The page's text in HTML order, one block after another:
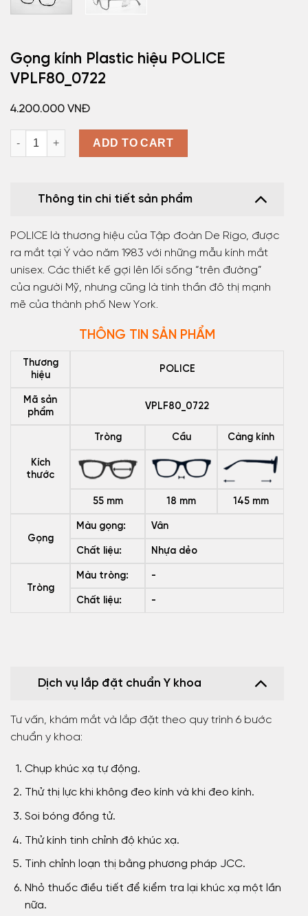
Gọng kính Plastic hiệu POLICE
VPLF80_0722
4.200.000 VNĐ
Gọng kính Plastic hiệu POLICE VPLF80_0722 quantity
ADD TO CART
Thông tin chi tiết sản phẩm
POLICE là thương hiệu của Tập đoàn De Rigo, được
ra mắt tại Ý vào năm 1983 với những mẫu kính mắt
unisex. Các thiết kế gợi lên lối sống “trên đường”
của người Mỹ, nhưng cũng là tinh thần đô thị mạnh
mẽ của thành phố New York.
THÔNG TIN SẢN PHẨM
Thương
hiệu
POLICE
Mã sản
phẩm
VPLF80_0722
Kích
thước
Tròng Cầu Càng kính
55 mm 18 mm 145 mm
Gọng
Màu gọng: Vân
Chất liệu: Nhựa dẻo
Tròng
Màu tròng: -
Chất liệu: -
Dịch vụ lắp đặt chuẩn Y khoa
Tư vấn, khám mắt và lắp đặt theo quy trình 6 bước
chuẩn y khoa:
Chụp khúc xạ tự động.
Thử thị lực khi không đeo kính và khi đeo kính.
Soi bóng đồng tử.
Thử kính tinh chỉnh độ khúc xạ.
Tinh chỉnh loạn thị bằng phương pháp JCC.
Nhỏ thuốc điều tiết để kiểm tra lại khúc xạ một lần
nữa.